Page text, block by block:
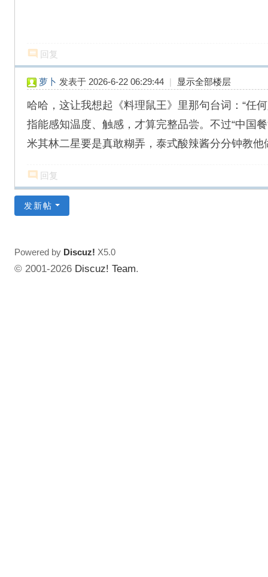
回复
萝卜 发表于 2026-6-22 06:29:44 | 显示全部楼层
哈哈，这让我想起《料理鼠王》里那句台词：“任
指能感知温度、触感，才算完整品尝。不过“中国
米其林二星要是真敢糊弄，泰式酸辣酱分分钟教
回复
发新帖
Powered by Discuz! X5.0
© 2001-2026 Discuz! Team.